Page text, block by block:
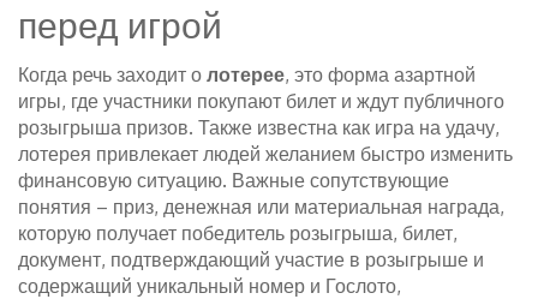
перед игрой
Когда речь заходит о лотерее, это форма азартной
игры, где участники покупают билет и ждут публичного
розыгрыша призов. Также известна как игра на удачу,
лотерея привлекает людей желанием быстро изменить
финансовую ситуацию. Важные сопутствующие
понятия – приз, денежная или материальная награда,
которую получает победитель розыгрыша, билет,
документ, подтверждающий участие в розыгрыше и
содержащий уникальный номер и Гослото,